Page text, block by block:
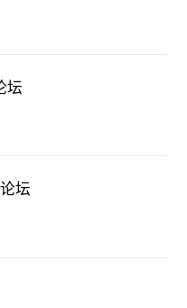
坛
坛